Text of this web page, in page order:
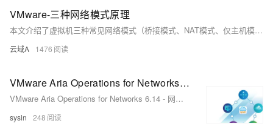
VMware-三种网络模式原理
本文介绍了虚拟机三种常见网络模式（桥接模式、NAT模式、仅主机模式）的工作原理与适用场景。桥接模式让虚拟机如同独立设备接入局域网；NAT模式共享主机IP，适合大多数WiFi环境；仅主机模式则构建封闭的内部网络，适用于测试环境。内容简明易懂，便于理解不同模式的优缺点与应用场景。
云域A 1476
VMware Aria Operations for Networks 6.14 - 网络和应用监控工具
VMware Aria Operations for Networks 6.14 - 网络和应用监控工具
sysin 248